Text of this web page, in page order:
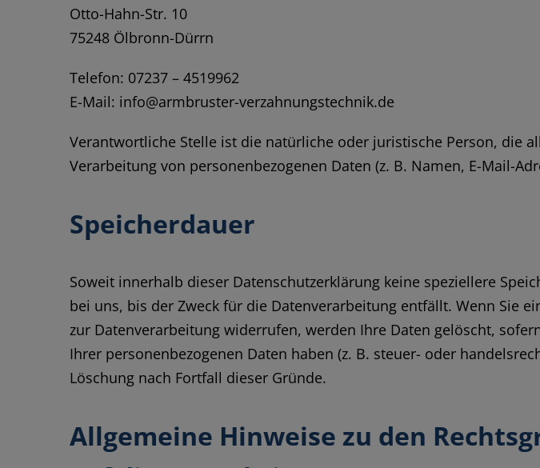
Otto-Hahn-Str. 10
75248 Ölbronn-Dürrn
Telefon: 07237 – 4519962
E-Mail: info@armbruster-verzahnungstechnik.de
Verantwortliche Stelle ist die natürliche oder juristische Person, die
Verarbeitung von personenbezogenen Daten (z. B. Namen, E-Mail-
Speicherdauer
Soweit innerhalb dieser Datenschutzerklärung keine speziellere
bei uns, bis der Zweck für die Datenverarbeitung entfällt. Wenn Sie
zur Datenverarbeitung widerrufen, werden Ihre Daten gelöscht,
Ihrer personenbezogenen Daten haben (z. B. steuer- oder
Löschung nach Fortfall dieser Gründe.
Allgemeine Hinweise zu den